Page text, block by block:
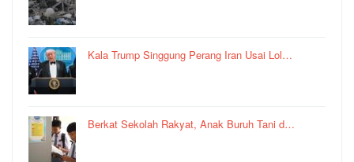
Kala Trump Singgung Perang Iran Usai Lol…
Berkat Sekolah Rakyat, Anak Buruh Tani d…